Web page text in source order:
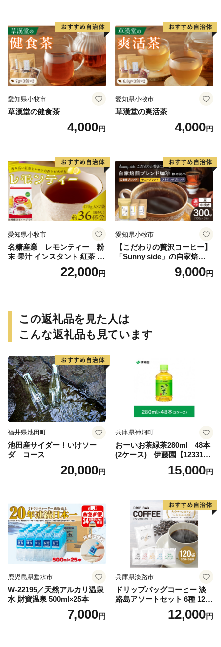
愛知県小牧市
草漢堂の健食茶
4,000円
愛知県小牧市
草漢堂の爽活茶
4,000円
愛知県小牧市
名糖産業 レモンティー 粉
末 果汁 インスタント 紅茶 ビ
タミンC 袋 ロングセラー 粉
末飲料 粉末茶 簡単 手軽 ホッ
22,000円
愛知県小牧市
【こだわりの贅沢コーヒー】
「Sunny side」の自家焙煎珈
琲ブレンド珈琲飲み比べセッ
9,000円
この返礼品を見た人は
こんな返礼品も見ています
福井県池田町
池田産サイダー！いけソー
ダ コース
20,000円
兵庫県神河町
おーいお茶緑茶280ml 48本
(2ケース) 伊藤園【123317
15,000円
鹿児島県垂水市
W-22195／天然アルカリ温泉
水 財寶温泉 500ml×25本
7,000円
兵庫県淡路市
ドリップバッグコーヒー 淡
路島アソートセット 6種 120
袋 飲み比べ コーヒー
12,000円